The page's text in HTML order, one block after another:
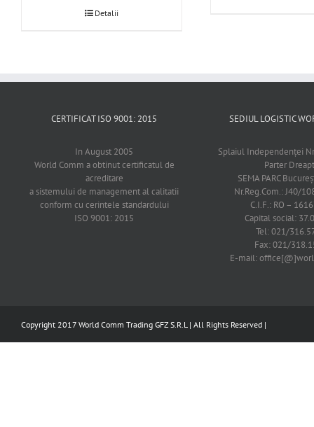
Detalii
CERTIFICAT ISO 9001: 2015
In August 2005
World Comm a obtinut certificatul de
acreditare
a sistemului de management al calitatii
conform cu cerintele standardului
ISO 9001: 2015
SEDIUL LOGISTIC
Splaiul Independenţei
Parter
SEMA PARC
Nr.Reg.Com.: J40/
C.I.F.: RO –
Capital social:
Tel: 021/
Fax: 021/
E-mail:
Copyright 2017 World Comm Trading GFZ S.R.L | All Rights Reserved |